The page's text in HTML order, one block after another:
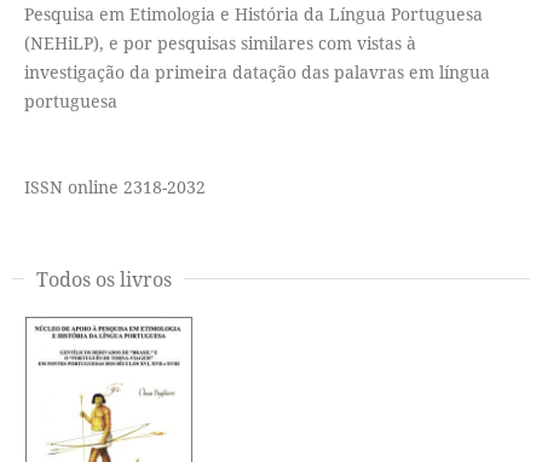
Pesquisa em Etimologia e História da Língua Portuguesa
(NEHiLP), e por pesquisas similares com vistas à
investigação da primeira datação das palavras em língua
portuguesa
ISSN online 2318-2032
Todos os livros